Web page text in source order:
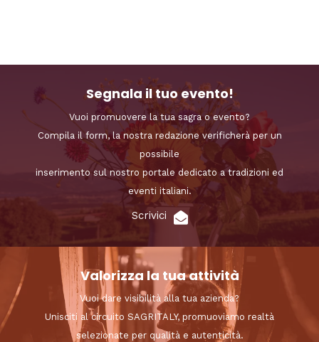
Segnala il tuo evento!
Vuoi promuovere la tua sagra o evento?
Compila il form, la nostra redazione verificherà per un
possibile
inserimento sul nostro portale dedicato a tradizioni ed
eventi italiani.
Scrivici
Valorizza la tua attività
Vuoi dare visibilità alla tua azienda?
Unisciti al circuito SAGRITALY, promuoviamo realtà
selezionate per qualità e autenticità.